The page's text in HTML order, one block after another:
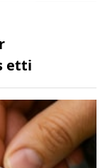
etti